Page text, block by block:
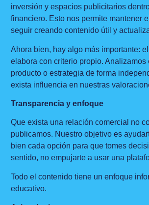
inversión y espacios publicitarios
financiero. Esto nos permite mantener
seguir creando contenido útil y
Ahora bien, hay algo más importante:
elabora con criterio propio. Analizamos
producto o estrategia de forma
exista influencia en nuestras
Transparencia y enfoque
Que exista una relación comercial no
publicamos. Nuestro objetivo es
bien cada opción para que tomes
sentido, no empujarte a usar una
Todo el contenido tiene un enfoque
educativo.